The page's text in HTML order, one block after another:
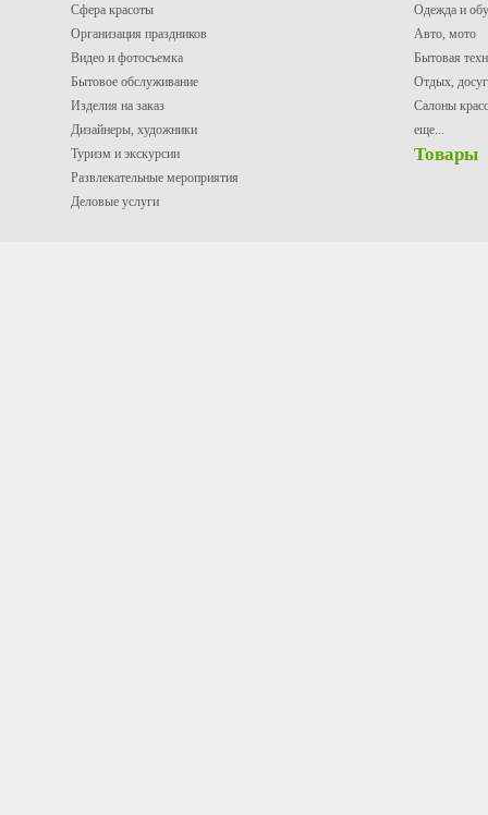
Сфера красоты
Организация праздников
Видео и фотосъемка
Бытовое обслуживание
Изделия на заказ
Дизайнеры, художники
Туризм и экскурсии
Развлекательные мероприятия
Деловые услуги
Одежда и
Авто, мото
Бытовая
Отдых, досуг
Салоны
еще...
Товары